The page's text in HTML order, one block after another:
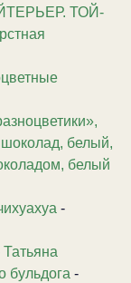
ТОЙ-
белый,
белый
-
Татьяна
бульдога -